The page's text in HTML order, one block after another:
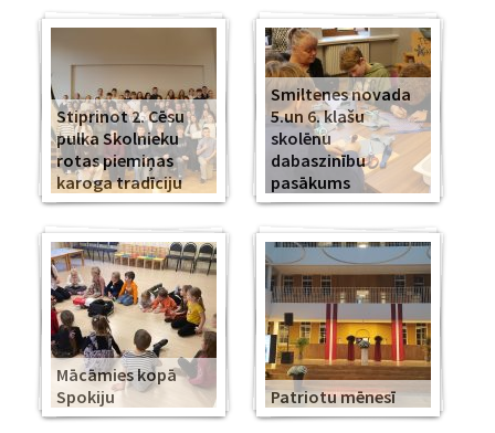
Stiprinot 2. Cēsu
pulka Skolnieku
rotas piemiņas
karoga tradīciju
Smiltenes novada
5.un 6. klašu
skolēnu
dabaszinību
pasākums
Mācāmies kopā
Spokiju
Patriotu mēnesī